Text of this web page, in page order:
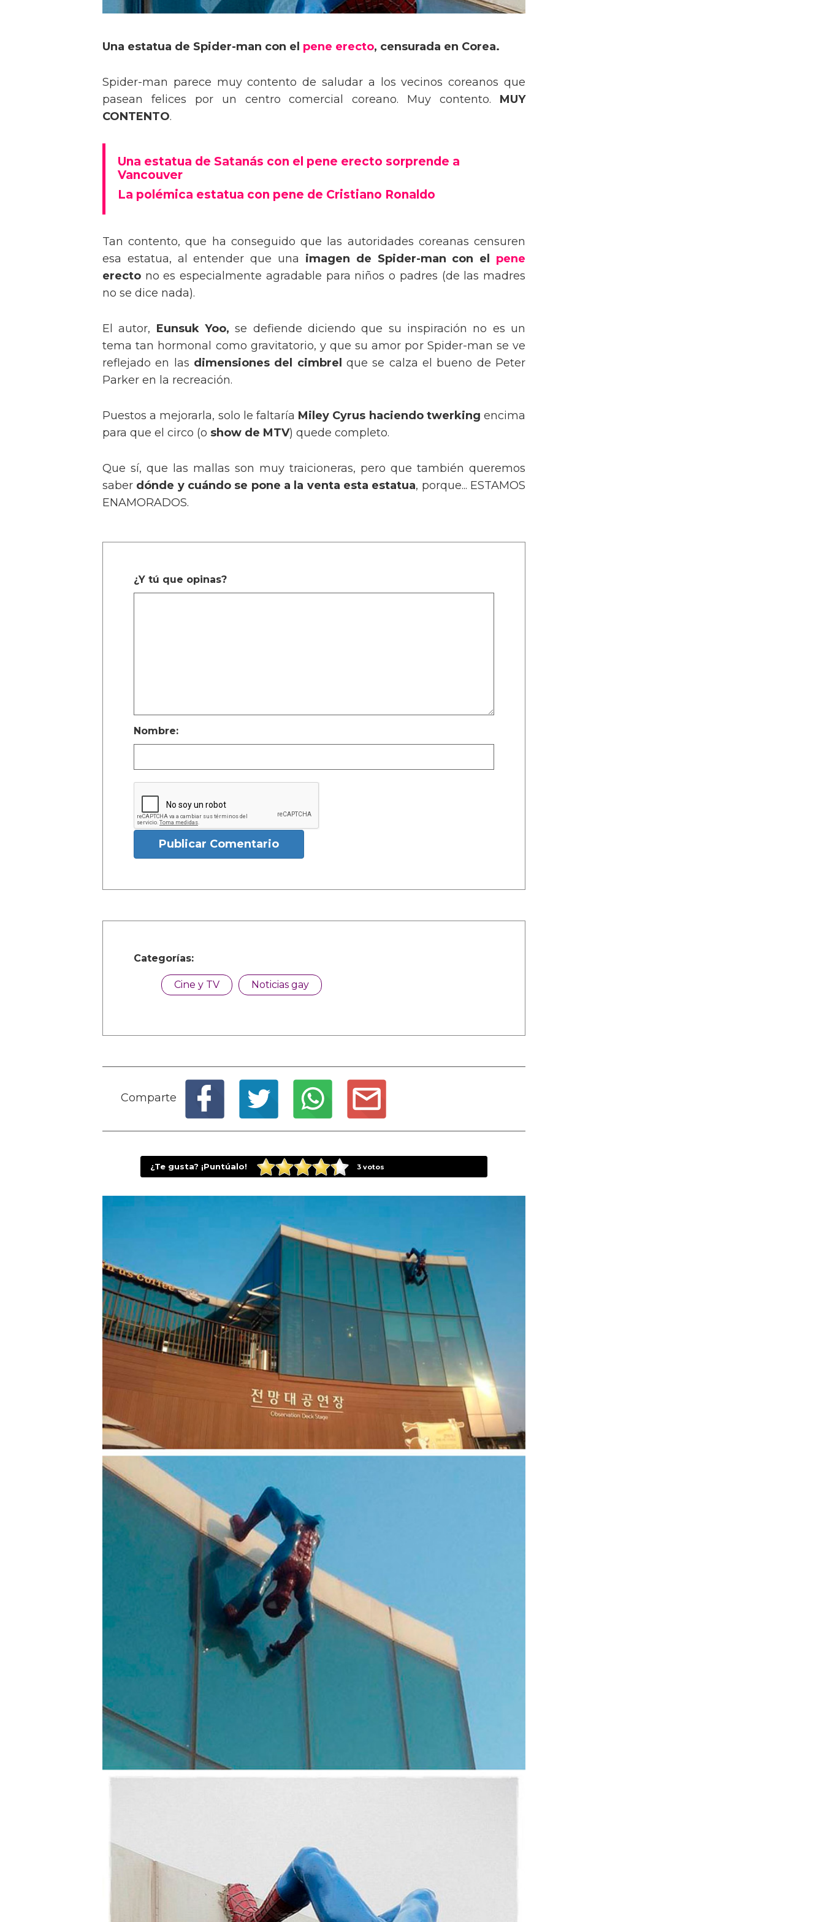
Una estatua de Spider-man con el pene erecto, censurada en Corea.
Spider-man parece muy contento de saludar a los vecinos coreanos que
pasean felices por un centro comercial coreano. Muy contento. MUY
CONTENTO.
Una estatua de Satanás con el pene erecto sorprende a
Vancouver
La polémica estatua con pene de Cristiano Ronaldo
Tan contento, que ha conseguido que las autoridades coreanas censuren
esa estatua, al entender que una imagen de Spider-man con el pene
erecto no es especialmente agradable para niños o padres (de las madres
no se dice nada).
El autor, Eunsuk Yoo, se defiende diciendo que su inspiración no es un
tema tan hormonal como gravitatorio, y que su amor por Spider-man se ve
reflejado en las dimensiones del cimbrel que se calza el bueno de Peter
Parker en la recreación.
Puestos a mejorarla, solo le faltaría Miley Cyrus haciendo twerking encima
para que el circo (o show de MTV) quede completo.
Que sí, que las mallas son muy traicioneras, pero que también queremos
saber dónde y cuándo se pone a la venta esta estatua, porque... ESTAMOS
ENAMORADOS.
¿Y tú que opinas?
Nombre:
Publicar Comentario
Categorías:
Cine y TV Noticias gay
Comparte
¿Te gusta? ¡Puntúalo! 3 votos